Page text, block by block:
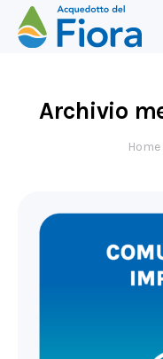
Archivio
Tu
Home